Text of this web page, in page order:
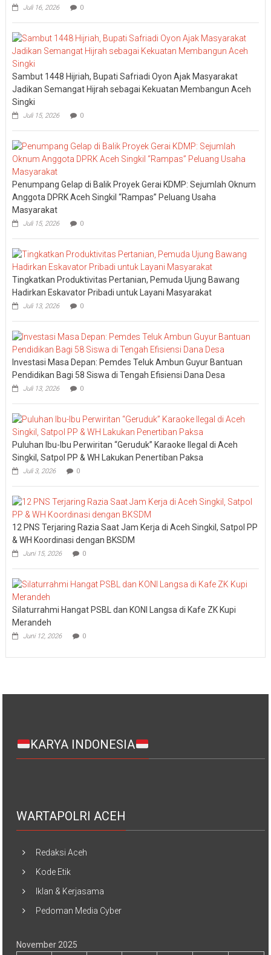
Juli 16, 2026 0
Sambut 1448 Hijriah, Bupati Safriadi Oyon Ajak Masyarakat
Jadikan Semangat Hijrah sebagai Kekuatan Membangun Aceh
Singki
Juli 15, 2026 0
Penumpang Gelap di Balik Proyek Gerai KDMP: Sejumlah Oknum
Anggota DPRK Aceh Singkil “Rampas” Peluang Usaha
Masyarakat
Juli 15, 2026 0
Tingkatkan Produktivitas Pertanian, Pemuda Ujung Bawang
Hadirkan Eskavator Pribadi untuk Layani Masyarakat
Juli 13, 2026 0
Investasi Masa Depan: Pemdes Teluk Ambun Guyur Bantuan
Pendidikan Bagi 58 Siswa di Tengah Efisiensi Dana Desa
Juli 13, 2026 0
Puluhan Ibu-Ibu Perwiritan “Geruduk” Karaoke Ilegal di Aceh
Singkil, Satpol PP & WH Lakukan Penertiban Paksa
Juli 3, 2026 0
12 PNS Terjaring Razia Saat Jam Kerja di Aceh Singkil, Satpol PP
& WH Koordinasi dengan BKSDM
Juni 15, 2026 0
Silaturrahmi Hangat PSBL dan KONI Langsa di Kafe ZK Kupi
Merandeh
Juni 12, 2026 0
KARYA INDONESIA
WARTAPOLRI ACEH
Redaksi Aceh
Kode Etik
Iklan & Kerjasama
Pedoman Media Cyber
November 2025